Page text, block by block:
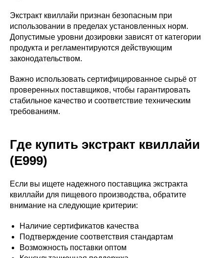
Экстракт квиллайи признан безопасным при
использовании в пределах установленных норм.
Допустимые уровни дозировки зависят от категории
продукта и регламентируются действующим
законодательством.
Важно использовать сертифицированное сырьё от
проверенных поставщиков, чтобы гарантировать
стабильное качество и соответствие техническим
требованиям.
Где купить экстракт квиллайи
(E999)
Если вы ищете надежного поставщика экстракта
квиллайи для пищевого производства, обратите
внимание на следующие критерии:
Наличие сертификатов качества
Подтверждение соответствия стандартам
Возможность поставки оптом